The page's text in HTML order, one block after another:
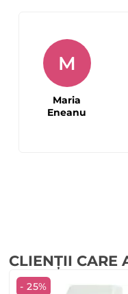
M
Maria
Eneanu
CLIENȚII CARE
- 25%